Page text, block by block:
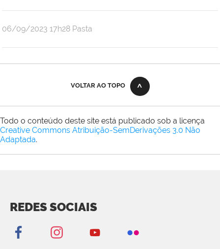
publicado
06/09/2023 17h28 Pasta
VOLTAR AO TOPO
Todo o conteúdo deste site está publicado sob a licença
Creative Commons Atribuição-SemDerivações 3.0 Não
Adaptada.
REDES SOCIAIS